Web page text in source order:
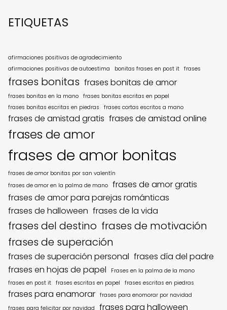
ETIQUETAS
afirmaciones positivas de agradecimiento
afirmaciones positivas de autoestima
bonitas frases en post it frases
frases bonitas frases bonitas de amor
frases bonitas en la mano frases bonitas escritas en papel
frases bonitas escritas en piedras
frases cortas escritos a mano
frases de amistad gratis frases de amistad online
frases de amor
frases de amor bonitas
frases de amor bonitas por san valentín
frases de amor en la palma de mano frases de amor gratis
frases de amor para parejas románticas
frases de halloween frases de la vida
frases del destino frases de motivación
frases de superación
frases de superación personal frases día del padre
frases en hojas de papel
Frases en la palma de la mano
frases en post it frases escritas en papel frases escritas en piedras
frases para enamorar frases para enomorar por navidad
frases para felicitar por navidad
frases para halloween